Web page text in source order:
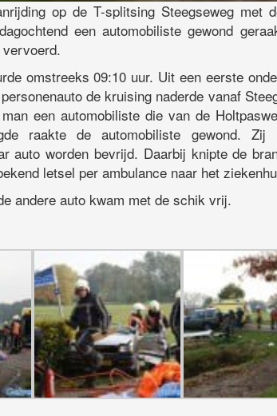
op de T-splitsing Steegseweg met
een automobiliste gewond
omstreeks 09:10 uur. Uit een eerste
de kruising naderde vanaf
een automobiliste die van de
raakte de automobiliste gewond. Zij
auto worden bevrijd. Daarbij knipte de
letsel per ambulance naar het
andere auto kwam met de schik vrij.